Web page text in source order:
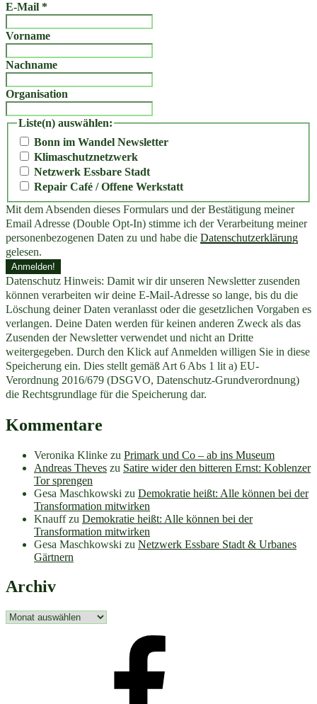
E-Mail *
Vorname
Nachname
Organisation
Liste(n) auswählen:
Bonn im Wandel Newsletter
Klimaschutznetzwerk
Netzwerk Essbare Stadt
Repair Café / Offene Werkstatt
Mit dem Absenden dieses Formulars und der Bestätigung meiner
Email Adresse (Double Opt-In) stimme ich der Verarbeitung meiner
personenbezogenen Daten zu und habe die Datenschutzerklärung
gelesen.
Datenschutz Hinweis: Damit wir dir unseren Newsletter zusenden
können verarbeiten wir deine E-Mail-Adresse so lange, bis du die
Löschung deiner Daten veranlasst oder die gesetzlichen Vorgaben es
verlangen. Deine Daten werden für keinen anderen Zweck als das
Zusenden der Newsletter verwendet und nicht an Dritte
weitergegeben. Durch den Klick auf Anmelden willigen Sie in diese
Speicherung ein. Dies stellt gemäß Art 6 Abs 1 lit a) EU-
Verordnung 2016/679 (DSGVO, Datenschutz-Grundverordnung)
die Rechtsgrundlage für die Speicherung dar.
Kommentare
Veronika Klinke zu Primark und Co – ab ins Museum
Andreas Theves zu Satire wider den bitteren Ernst: Koblenzer
Tor sprengen
Gesa Maschkowski zu Demokratie heißt: Alle können bei der
Transformation mitwirken
Knauffzu Demokratie heißt: Alle können bei der
Transformation mitwirken
Gesa Maschkowski zu Netzwerk Essbare Stadt & Urbanes
Gärtnern
Archiv
Archiv